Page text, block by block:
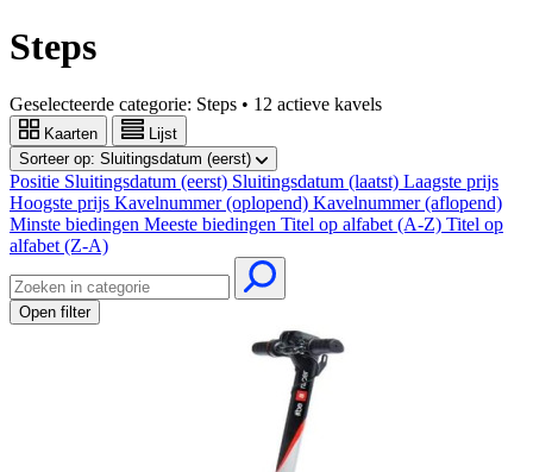
Steps
Geselecteerde categorie: Steps • 12 actieve kavels
Kaarten
Lijst
Sorteer op: Sluitingsdatum (eerst)
Positie Sluitingsdatum (eerst) Sluitingsdatum (laatst) Laagste prijs
Hoogste prijs Kavelnummer (oplopend) Kavelnummer (aflopend)
Minste biedingen Meeste biedingen Titel op alfabet (A-Z) Titel op
alfabet (Z-A)
Open filter